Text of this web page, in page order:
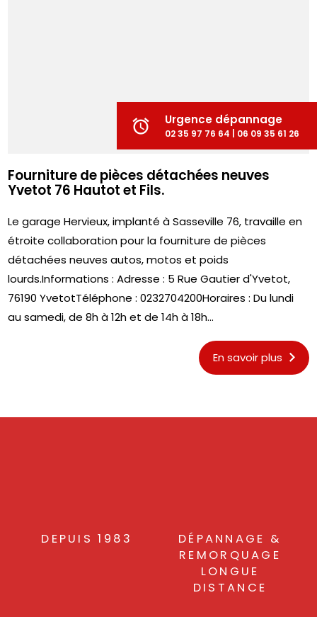
Fourniture de pièces détachées neuves
Yvetot 76 Hautot et Fils.
Le garage Hervieux, implanté à Sasseville 76, travaille en
étroite collaboration pour la fourniture de pièces
détachées neuves autos, motos et poids
lourds.Informations : Adresse : 5 Rue Gautier d'Yvetot,
76190 YvetotTéléphone : 0232704200Horaires : Du lundi
au samedi, de 8h à 12h et de 14h à 18h...
En savoir plus
DEPUIS 1983
DÉPANNAGE &
REMORQUAGE
LONGUE
DISTANCE
alarm Urgence dépannage
02 35 97 76 64 | 06 09 35 61 26